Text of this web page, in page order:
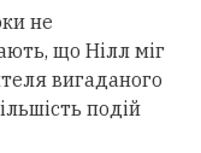
не
що Нілл міг
вигаданого
подій